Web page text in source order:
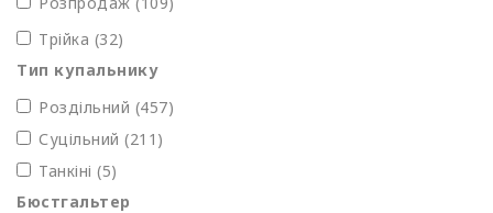
Трійка (32)
Тип купальнику
Роздільний (457)
Суцільний (211)
Танкіні (5)
Бюстгальтер